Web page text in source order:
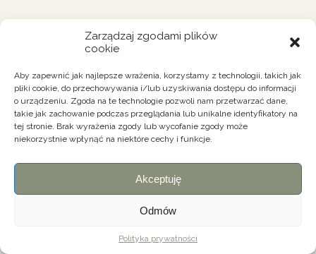
Zarządzaj zgodami plików
cookie
Aby zapewnić jak najlepsze wrażenia, korzystamy z technologii, takich jak
pliki cookie, do przechowywania i/lub uzyskiwania dostępu do informacji
o urządzeniu. Zgoda na te technologie pozwoli nam przetwarzać dane,
takie jak zachowanie podczas przeglądania lub unikalne identyfikatory na
tej stronie. Brak wyrażenia zgody lub wycofanie zgody może
niekorzystnie wpłynąć na niektóre cechy i funkcje.
Akceptuję
Odmów
Polityka prywatności